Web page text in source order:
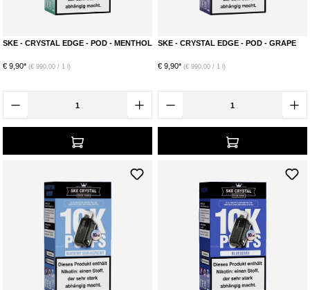
SKE - CRYSTAL EDGE - POD - MENTHOL
€ 9,90* (€ 990,00 / 1 l)
SKE - CRYSTAL EDGE - POD - GRAPE
€ 9,90* (€ 990,00 / 1 l)